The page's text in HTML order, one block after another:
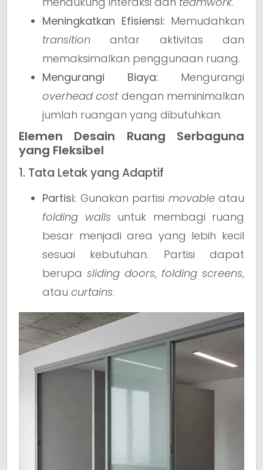
Meningkatkan Efisiensi: Memudahkan
transition antar aktivitas dan
memaksimalkan penggunaan ruang.
Mengurangi Biaya: Mengurangi
overhead costdengan meminimalkan
jumlah ruangan yang dibutuhkan.
Elemen Desain Ruang Serbaguna
yang Fleksibel
1. Tata Letak yang Adaptif
Partisi: Gunakan partisi movableatau
folding wallsuntuk membagi ruang
besar menjadi area yang lebih kecil
sesuai kebutuhan. Partisi dapat
berupa sliding doors, folding screens,
atau curtains.